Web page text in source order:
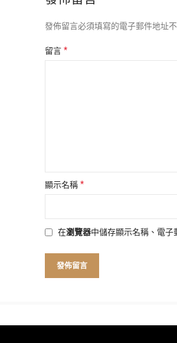
發佈留言必須填寫的電子郵件地址不
留言 *
顯示名稱 *
在瀏覽器中儲存顯示名稱、電子